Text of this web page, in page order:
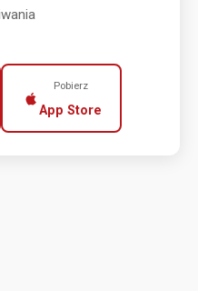
Pobierz
App Store